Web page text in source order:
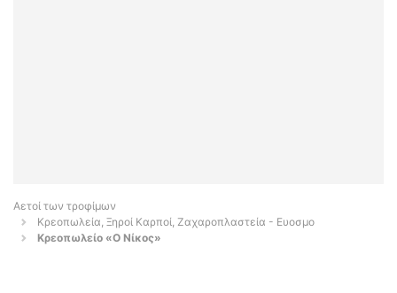
Αετοί των τροφίμων
Κρεοπωλεία, Ξηροί Καρποί, Ζαχαροπλαστεία - Ευοσμο
Κρεοπωλείο «Ο Νίκος»